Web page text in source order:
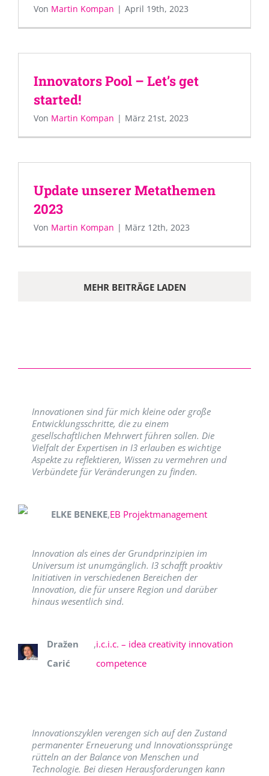
Von Martin Kompan | April 19th, 2023
Innovators Pool – Let’s get
started!
Von Martin Kompan | März 21st, 2023
Update unserer Metathemen
2023
Von Martin Kompan | März 12th, 2023
MEHR BEITRÄGE LADEN
Innovationen sind für mich kleine oder große
Entwicklungsschritte, die zu einem
gesellschaftlichen Mehrwert führen sollen. Die
Vielfalt der Expertisen in I3 erlauben es wichtige
Aspekte zu reflektieren, Wissen zu vermehren und
Verbündete für Veränderungen zu finden.
ELKE BENEKE,EB Projektmanagement
Innovation als eines der Grundprinzipien im
Universum ist unumgänglich. I3 schafft proaktiv
Initiativen in verschiedenen Bereichen der
Innovation, die für unsere Region und darüber
hinaus wesentlich sind.
Dražen
Carić
,i.c.i.c. – idea creativity innovation
competence
Innovationszyklen verengen sich auf den Zustand
permanenter Erneuerung und Innovationssprünge
rütteln an der Balance von Menschen und
Technologie. Bei diesen Herausforderungen kann